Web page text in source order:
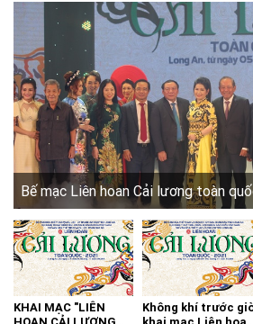
Bế mạc Liên hoan Cải lương toàn
KHAI MẠC "LIÊN
Không khí trước